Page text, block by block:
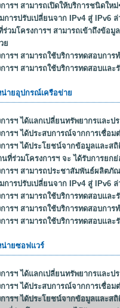
ารฯ สามารถเปิดให้บริการชนิดใ
การปรับเปลี่ยนจาก IPv4 สู่ lPv6
วมโครงการฯ สามารถเข้าถึงข้อ
ย
ารฯ สามารถใช้บริการทดสอบกา
ารฯ สามารถใช้บริการทดสอบแล
ายอุปกรณ์เครือข่าย
ารฯ ได้แลกเปลี่ยนทรัพยากรและป
ารฯ ได้ประสบการณ์จากการเชื่อม
ารฯ ได้ประโยชน์จากข้อมูลและสถิ
ที่ร่วมโครงการฯ จะ ได้รับการย
ารฯ สามารถประชาสัมพันธ์ผลิต
การปรับเปลี่ยนจาก IPv4 สู่ lPv6
ารฯ สามารถใช้บริการทดสอบแล
ารฯ สามารถใช้บริการทดสอบกา
ารฯ สามารถใช้บริการทดสอบแล
ายซอฟแวร์
ารฯ ได้แลกเปลี่ยนทรัพยากรและป
ารฯ ได้ประสบการณ์จากการเชื่อม
ารฯ ได้ประโยชน์จากข้อมูลและสถิ